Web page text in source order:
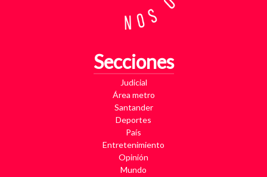
Judicial
Área metro
Santander
Deportes
País
Entretenimiento
Opinión
Mundo
Galería